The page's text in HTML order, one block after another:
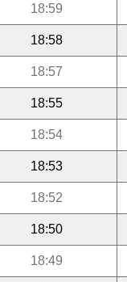
18:59
18:58
18:57
18:55
18:54
18:53
18:52
18:50
18:49